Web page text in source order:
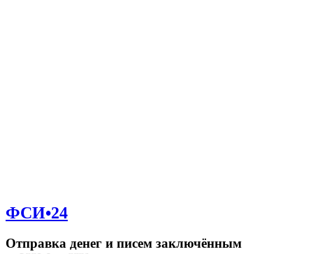
ФСИ•24
Отправка денег и писем заключённым